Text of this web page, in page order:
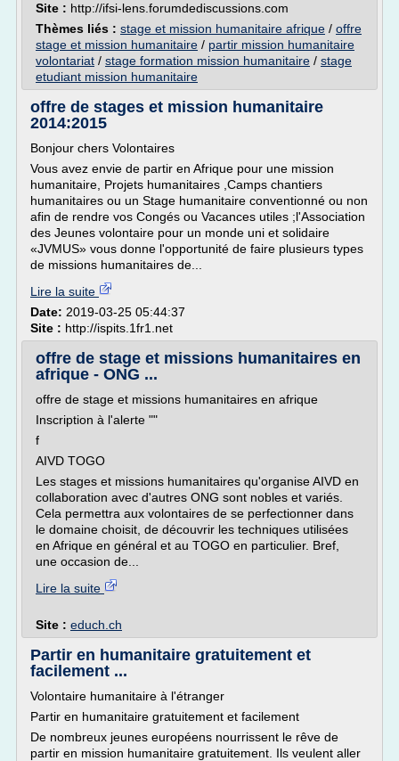
Site : http://ifsi-lens.forumdediscussions.com
Thèmes liés : stage et mission humanitaire afrique / offre
stage et mission humanitaire / partir mission humanitaire
volontariat / stage formation mission humanitaire / stage
etudiant mission humanitaire
offre de stages et mission humanitaire
2014:2015
Bonjour chers Volontaires
Vous avez envie de partir en Afrique pour une mission
humanitaire, Projets humanitaires ,Camps chantiers
humanitaires ou un Stage humanitaire conventionné ou non
afin de rendre vos Congés ou Vacances utiles ;l'Association
des Jeunes volontaire pour un monde uni et solidaire
«JVMUS» vous donne l'opportunité de faire plusieurs types
de missions humanitaires de...
Lire la suite
Date: 2019-03-25 05:44:37
Site : http://ispits.1fr1.net
offre de stage et missions humanitaires en
afrique - ONG ...
offre de stage et missions humanitaires en afrique
Inscription à l'alerte ""
f
AIVD TOGO
Les stages et missions humanitaires qu'organise AIVD en
collaboration avec d'autres ONG sont nobles et variés.
Cela permettra aux volontaires de se perfectionner dans
le domaine choisit, de découvrir les techniques utilisées
en Afrique en général et au TOGO en particulier. Bref,
une occasion de...
Lire la suite
Site : educh.ch
Partir en humanitaire gratuitement et
facilement ...
Volontaire humanitaire à l'étranger
Partir en humanitaire gratuitement et facilement
De nombreux jeunes européens nourrissent le rêve de
partir en mission humanitaire gratuitement. Ils veulent aller